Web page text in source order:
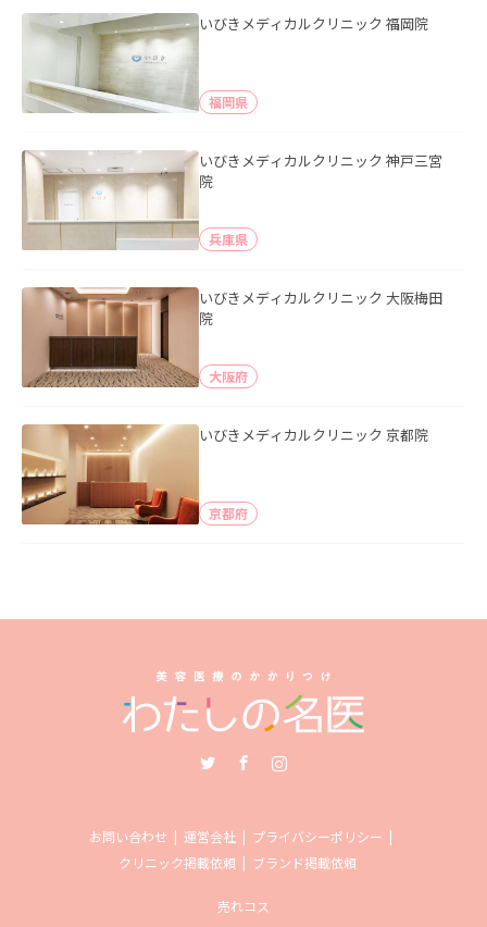
いびきメディカルクリニック 福岡院
福岡県
いびきメディカルクリニック 神戸三宮
院
兵庫県
いびきメディカルクリニック 大阪梅田
院
大阪府
いびきメディカルクリニック 京都院
京都府
お問い合わせ 運営会社
プライバシーポリシー
クリニック掲載依頼
ブランド掲載依頼
売れコス